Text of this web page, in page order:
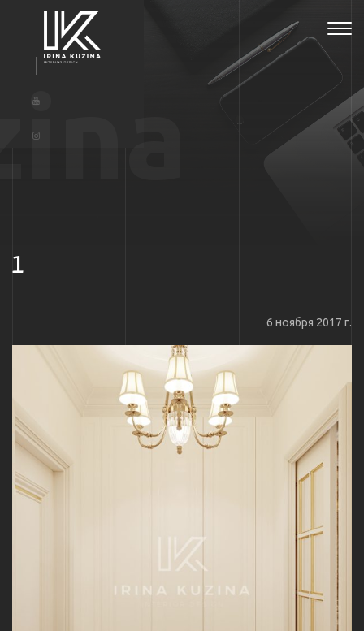
1
6 ноября 2017 г.